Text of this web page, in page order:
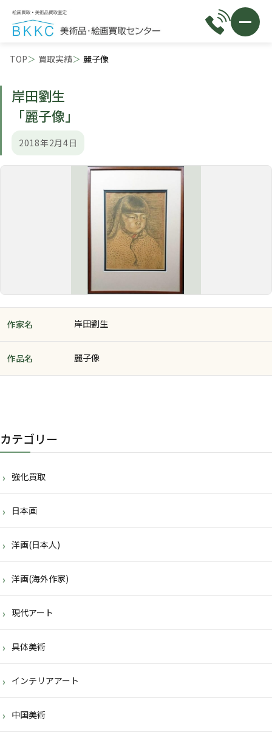
TOP 買取実績 麗子像
岸田劉生
「麗子像」
2018年2月4日
作家名 岸田劉生
作品名 麗子像
カテゴリー
強化買取
日本画
洋画(日本人)
洋画(海外作家)
現代アート
具体美術
インテリアアート
中国美術